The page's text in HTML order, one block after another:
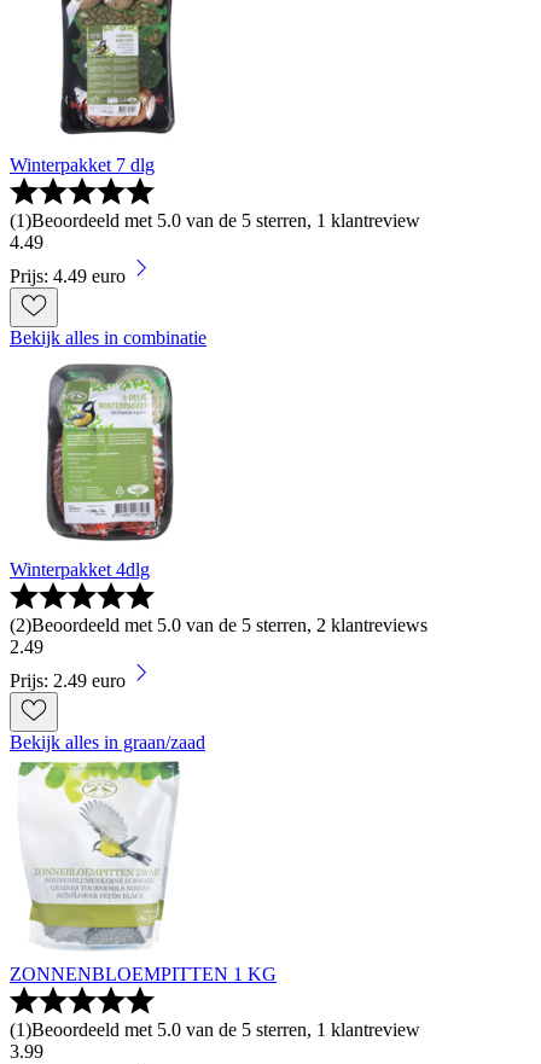
Winterpakket 7 dlg
(1)Beoordeeld met 5.0 van de 5 sterren, 1 klantreview
4.49
Prijs: 4.49 euro
Bekijk alles in combinatie
Winterpakket 4dlg
(2)Beoordeeld met 5.0 van de 5 sterren, 2 klantreviews
2.49
Prijs: 2.49 euro
Bekijk alles in graan/zaad
ZONNENBLOEMPITTEN 1 KG
(1)Beoordeeld met 5.0 van de 5 sterren, 1 klantreview
3.99